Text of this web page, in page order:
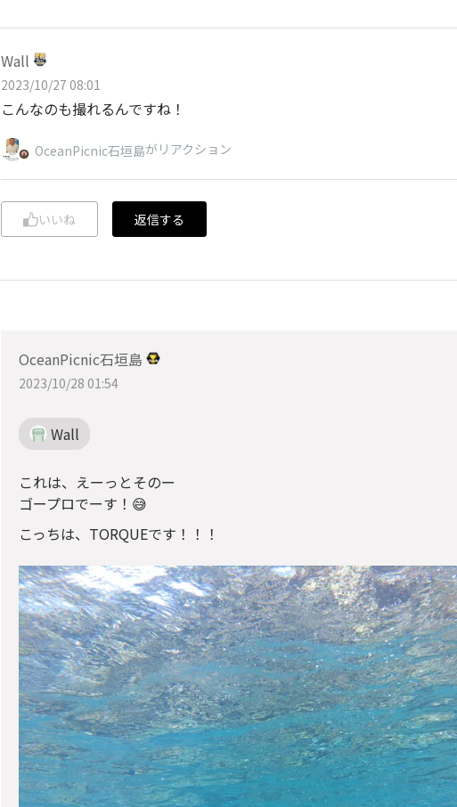
Wall
2023/10/27 08:01
こんなのも撮れるんですね！
OceanPicnic石垣島がリアクション
いいね 返信する
OceanPicnic石垣島
2023/10/28 01:54
Wall
これは、えーっとそのー
ゴープロでーす！😅
こっちは、TORQUEです！！！